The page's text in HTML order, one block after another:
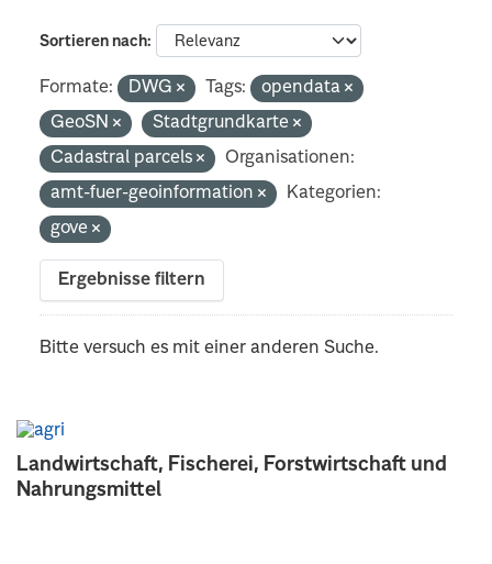
Landwirtschaft, Fischerei, Forstwirtschaft und
Nahrungsmittel
Sortieren nach
Formate: DWG Tags:
opendata
GeoSN
Stadtgrundkarte
Cadastral parcels
Organisationen:
amt-fuer-geoinformation
Kategorien:
gove
Ergebnisse filtern
Bitte versuch es mit einer anderen Suche.